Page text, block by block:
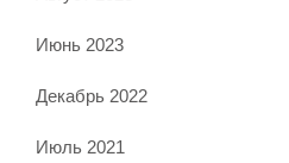
Июнь 2023
Декабрь 2022
Июль 2021